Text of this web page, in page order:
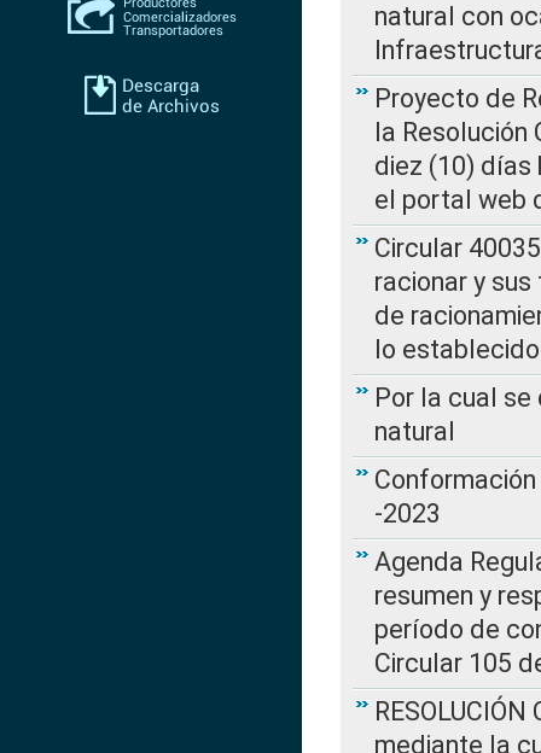
natural con
Proyecto de
la Resolución
diez (10) días
el portal web
Circular
racionar y
de
lo
Por la cual
natural
-2023
Agenda
resumen y
período de
Circular 105
mediante la